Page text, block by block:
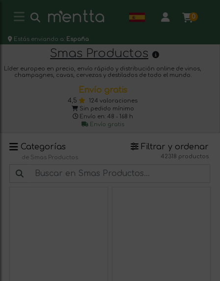
0
Estás enviando a: España
Smas Productos
Líder europeo en precio, envío rápido y distribución online de vinos,
champagnes, cavas, cervezas y destilados de todo el mundo.
Envío gratis
4,5
124 valoraciones
Sin pedido mínimo
Envío en: 48 - 168 h
Envío gratis
Categorías
de Smas Productos
Filtrar y ordenar
42318 productos